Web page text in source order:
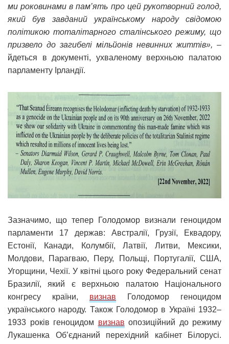
ми роковинами в пам’ять про цей рукотворний голод,
який був завданий українському народу свідомою
політикою тоталітарного сталінського режиму, що
призвело до загибелі мільйонів невинних життів», –
йдеться в документі, ухваленому верхньою палатою
парламенту Ірландії.
Зазначимо, що тепер Голодомор визнали геноцидом
парламенти 17 держав: Австралії, Грузії, Еквадору,
Естонії, Канади, Колумбії, Латвії, Литви, Мексики,
Молдови, Парагваю, Перу, Польщі, Португалії, США,
Угорщини, Чехії. У квітні цього року Федеральний сенат
Бразилії, який є верхньою палатою Національного
конгресу країни, визнав Голодомор геноцидом
українського народу. Також Голодомор в Україні 1932–
1933 років геноцидом визнав опозиційний до режиму
Лукашенка Об’єднаний перехідний кабінет Білорусі.